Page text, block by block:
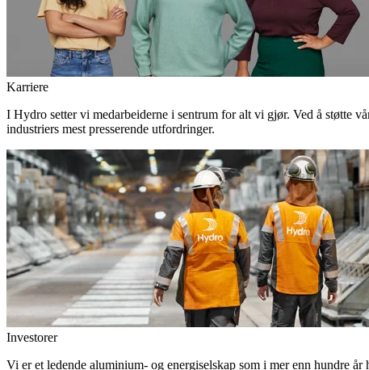
Karriere
I Hydro setter vi medarbeiderne i sentrum for alt vi gjør. Ved å støtte
industriers mest presserende utfordringer.
Investorer
Vi er et ledende aluminium- og energiselskap som i mer enn hundre